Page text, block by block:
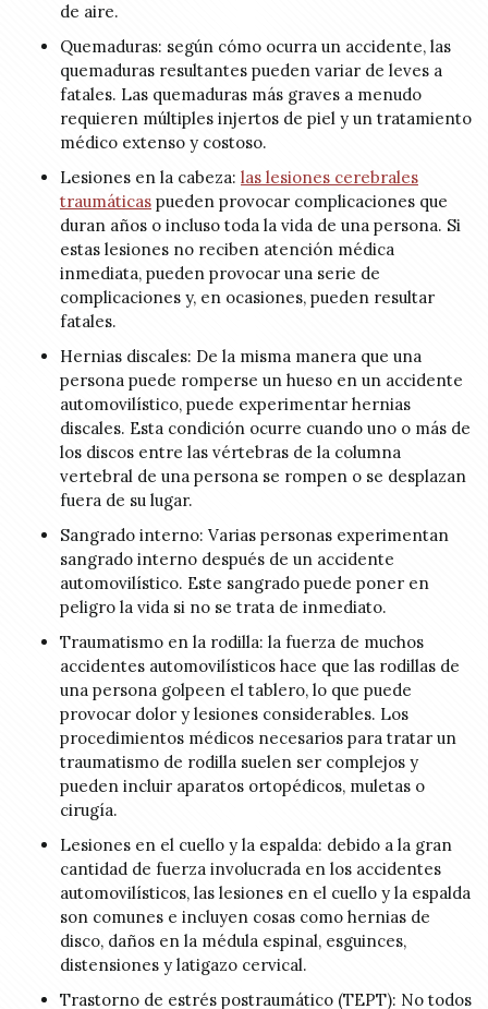
de aire.
Quemaduras: según cómo ocurra un accidente, las
quemaduras resultantes pueden variar de leves a
fatales. Las quemaduras más graves a menudo
requieren múltiples injertos de piel y un tratamiento
médico extenso y costoso.
Lesiones en la cabeza: las lesiones cerebrales
traumáticas pueden provocar complicaciones que
duran años o incluso toda la vida de una persona. Si
estas lesiones no reciben atención médica
inmediata, pueden provocar una serie de
complicaciones y, en ocasiones, pueden resultar
fatales.
Hernias discales: De la misma manera que una
persona puede romperse un hueso en un accidente
automovilístico, puede experimentar hernias
discales. Esta condición ocurre cuando uno o más de
los discos entre las vértebras de la columna
vertebral de una persona se rompen o se desplazan
fuera de su lugar.
Sangrado interno: Varias personas experimentan
sangrado interno después de un accidente
automovilístico. Este sangrado puede poner en
peligro la vida si no se trata de inmediato.
Traumatismo en la rodilla: la fuerza de muchos
accidentes automovilísticos hace que las rodillas de
una persona golpeen el tablero, lo que puede
provocar dolor y lesiones considerables. Los
procedimientos médicos necesarios para tratar un
traumatismo de rodilla suelen ser complejos y
pueden incluir aparatos ortopédicos, muletas o
cirugía.
Lesiones en el cuello y la espalda: debido a la gran
cantidad de fuerza involucrada en los accidentes
automovilísticos, las lesiones en el cuello y la espalda
son comunes e incluyen cosas como hernias de
disco, daños en la médula espinal, esguinces,
distensiones y latigazo cervical.
Trastorno de estrés postraumático (TEPT): No todos